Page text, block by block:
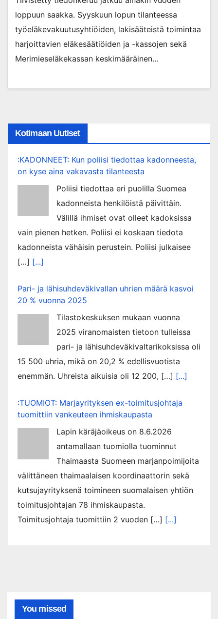
loppuun saakka. Syyskuun lopun tilanteessa
työeläkevakuutusyhtiöiden, lakisääteistä toimintaa
harjoittavien eläkesäätiöiden ja -kassojen sekä
Merimieseläkekassan keskimääräinen…
Kotimaan Uutiset
:KADONNEET: Kun poliisi tiedottaa kadonneesta,
on kyse aina vakavasta tilanteesta
Poliisi tiedottaa eri puolilla Suomea
kadonneista henkilöistä päivittäin.
Välillä ihmiset ovat olleet kadoksissa
vain pienen hetken. Poliisi ei koskaan tiedota
kadonneista vähäisin perustein. Poliisi julkaisee
[…] [...]
Pari- ja lähisuhdeväkivallan uhrien määrä kasvoi
20 % vuonna 2025
Tilastokeskuksen mukaan vuonna
2025 viranomaisten tietoon tulleissa
pari- ja lähisuhdeväkivaltarikoksissa oli
15 500 uhria, mikä on 20,2 % edellisvuotista
enemmän. Uhreista aikuisia oli 12 200, […] [...]
:TUOMIOT: Marjayrityksen ex-toimitusjohtaja
tuomittiin vankeuteen ihmiskaupasta
Lapin käräjäoikeus on 8.6.2026
antamallaan tuomiolla tuominnut
Thaimaasta Suomeen marjanpoimijoita
välittäneen thaimaalaisen koordinaattorin sekä
kutsujayrityksenä toimineen suomalaisen yhtiön
toimitusjohtajan 78 ihmiskaupasta.
Toimitusjohtaja tuomittiin 2 vuoden […] [...]
You missed